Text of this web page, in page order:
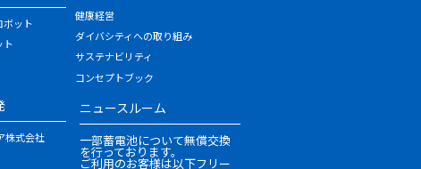
ボット
ト
株式会社
健康経営
ダイバシティへの取り組み
サステナビリティ
コンセプトブック
ニュースルーム
一部蓄電池について無償交換
を行っております。
ご利用のお客様は以下フリー